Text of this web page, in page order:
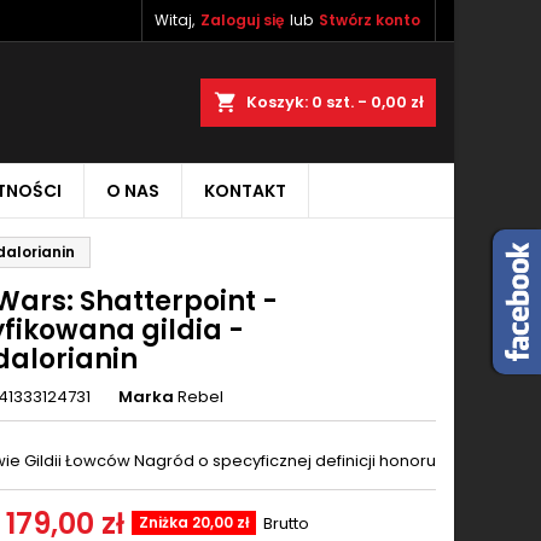
Witaj, Zaloguj się lub Stwórz konto
Koszyk 0 szt. - 0,00 zł
O NAS KONTAKT
Shatterpoint -
gildia -
Marka Rebel
Gildii Łowców Nagród o specyficznej definicji honoru
179,00 zł Zniżka 20,00 zł
Brutto